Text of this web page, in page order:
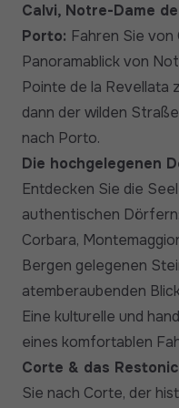
Calvi, Notre-Dame
Porto: Fahren Sie von
Panoramablick von
Pointe de la Revellata
dann der wilden
nach Porto.
Die hochgelegenen
Entdecken Sie die
authentischen
Corbara,
Bergen gelegenen
atemberaubenden
Eine kulturelle und
eines komfortablen
Corte & das
Sie nach Corte, der